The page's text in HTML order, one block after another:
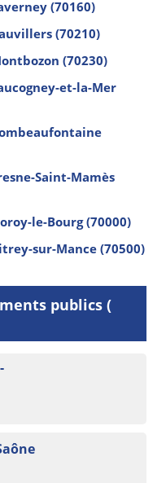
(70160)
(70210)
(70230)
et-la-Mer
Saint-Mamès
le-Bourg (70000)
sur-Mance (70500)
publics (